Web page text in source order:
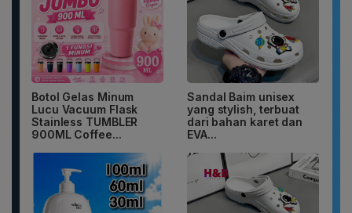
Botol Gelas Minum
Lucu Vacuum Flask
Stainless TUMBLER
900ML Coffee...
Sandal Baim unisex
yang stylish, terbuat
dari bahan karet dan
EVA...